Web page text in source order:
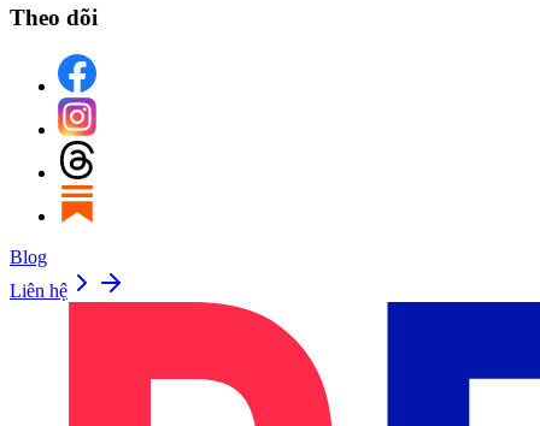
Theo dõi
Blog
Liên hệ